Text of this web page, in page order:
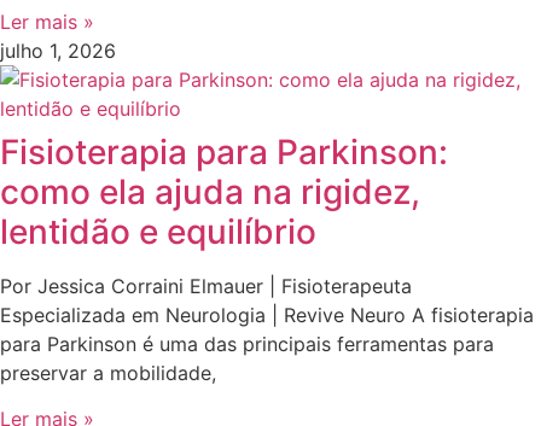
Ler mais »
julho 1, 2026
Fisioterapia para Parkinson:
como ela ajuda na rigidez,
lentidão e equilíbrio
Por Jessica Corraini Elmauer | Fisioterapeuta
Especializada em Neurologia | Revive Neuro A fisioterapia
para Parkinson é uma das principais ferramentas para
preservar a mobilidade,
Ler mais »